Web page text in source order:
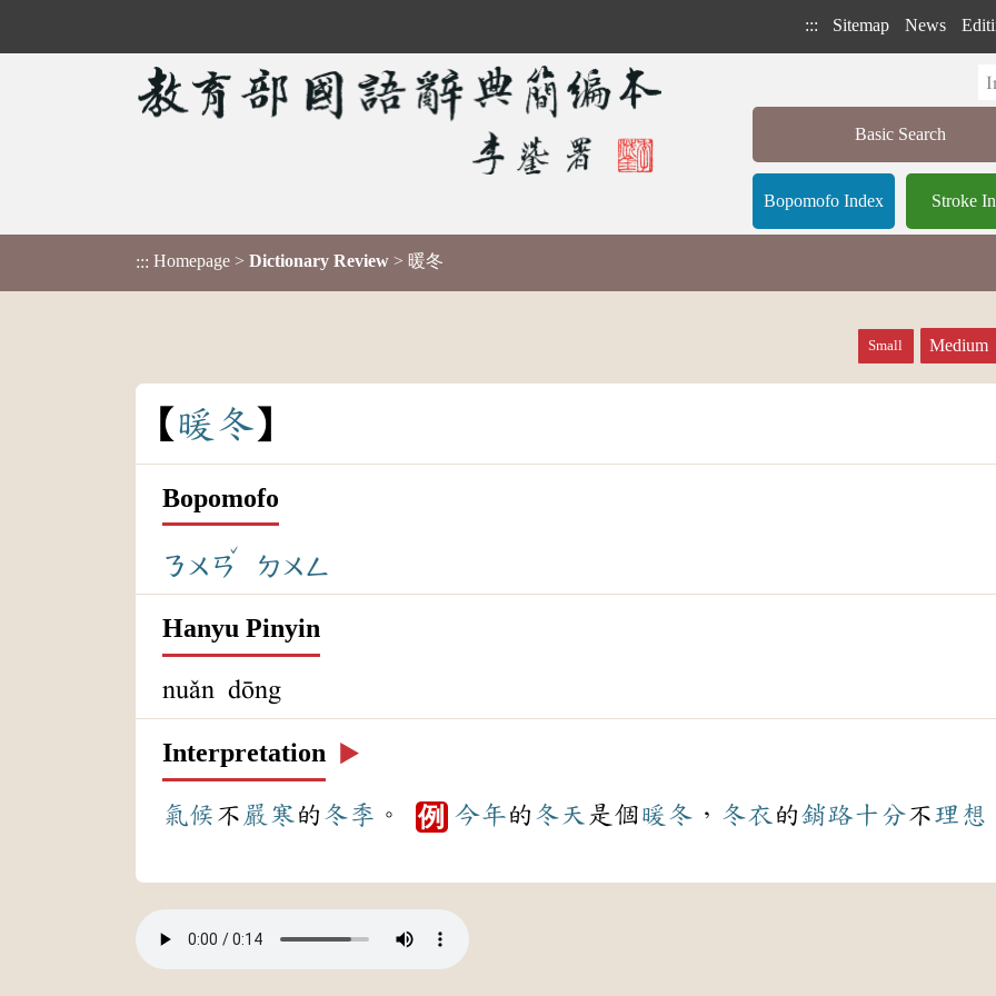
::: Sitemap News
Basic Search
Bopomofo Index Stroke
::: Homepage > Dictionary Review > 暖冬
Small Medium
暖 冬
Bopomofo
ㄋㄨㄢ
ˇ
ㄉㄨㄥ
Hanyu Pinyin
nuǎn dōng
Interpretation ▶️
氣候 不 嚴寒的 冬季 。 例 今年的 冬天 是個暖冬 ， 冬衣 的銷路十分不理想